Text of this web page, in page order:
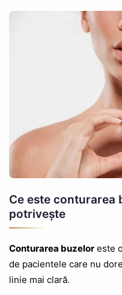
Ce este conturarea
potrivește
Conturarea buzelor este
de pacientele care nu
linie mai clară.